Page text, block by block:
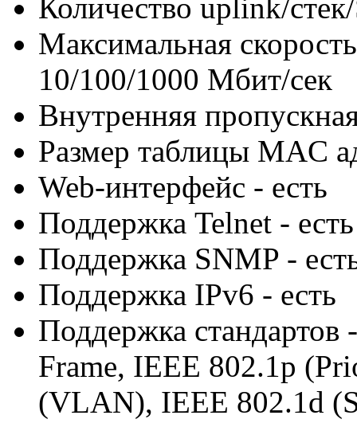
Количество uplink/
Максимальная
10/100/1000 Мбит/сек
Внутренняя
Размер таблицы MAC
Web-интерфейс - есть
Поддержка Telnet - есть
Поддержка SNMP -
Поддержка IPv6 - есть
Поддержка
Frame, IEEE 802.1p
(VLAN), IEEE 802.1d